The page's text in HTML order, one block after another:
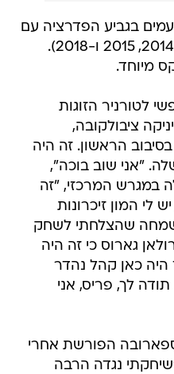
בגביע הפדרציה עם
נבחרת צ'כיה (2011, 2012, 2014, 2015 ו-2018).
מיוחד.
לטורניר הזוגות
ציבולקובה,
הראשון. זה היה
"אני שוב בוכה",
במגרש המרכזי, "זה
לי המון זיכרונות
שמחה שהצלחתי לשחק
גארוס כי זה היה
היה כאן קהל נהדר
לך, פריס, אני
ספארובה הפורשת אחרי
נגדה הרבה